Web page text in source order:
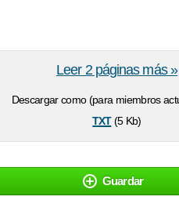
Descargar como (para miembros
txt(5 Kb)
Leer 2 páginas más »
Guardar